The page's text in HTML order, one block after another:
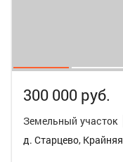
300 000 руб.
Земельный участок
д. Старцево, Крайняя